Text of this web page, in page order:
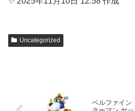
Uncategorized
ベルファイン